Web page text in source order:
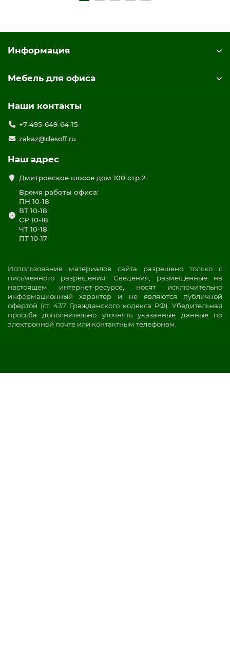
Информация
Мебель для офиса
Наши контакты
+7-495-649-64-15
zakaz@desoff.ru
Наш адрес
Дмитровское шоссе дом 100 стр 2
Время работы офиса:
ПН 10-18
ВТ 10-18
СР 10-18
ЧТ 10-18
ПТ 10-17
Использование материалов сайта разрешено только с
письменного разрешения. Сведения, размещенные на
настоящем интернет-ресурсе, носят исключительно
информационный характер и не являются публичной
офертой (ст. 437 Гражданского кодекса РФ). Убедительная
просьба дополнительно уточнять указанные данные по
электронной почте или контактным телефонам.